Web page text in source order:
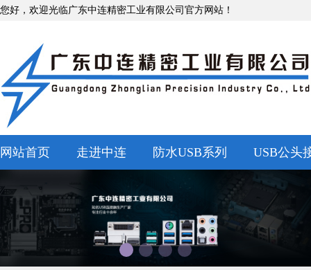
您好，欢迎光临广东中连精密工业有限公司官方网站！
网站首页 走进中连 防水USB系列 USB公头